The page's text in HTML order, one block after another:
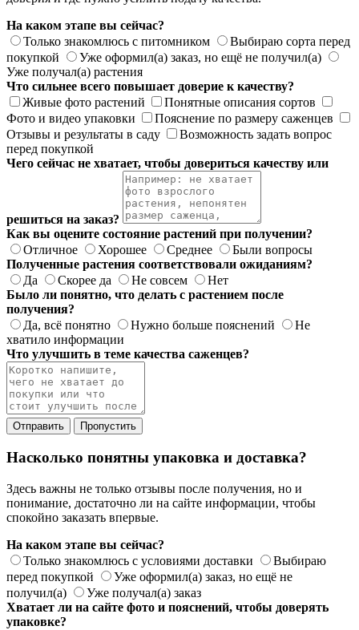
На каком этапе вы сейчас?
Только знакомлюсь с питомником
Выбираю сорта перед
покупкой
Уже оформил(а) заказ, но ещё не получил(а)
Уже получал(а) растения
Что сильнее всего повышает доверие к качеству?
Живые фото растений
Понятные описания сортов
Фото и видео упаковки
Пояснение по размеру саженцев
Отзывы и результаты в саду
Возможность задать вопрос
перед покупкой
Чего сейчас не хватает, чтобы довериться качеству или
решиться на заказ?
Как вы оцените состояние растений при получении?
Отличное
Хорошее Среднее
Были вопросы
Полученные растения соответствовали ожиданиям?
Да
Скорее да Не совсем
Нет
Было ли понятно, что делать с растением после
получения?
Да, всё понятно
Нужно больше пояснений
Не
хватило информации
Что улучшить в теме качества саженцев?
Отправить Пропустить
Насколько понятны упаковка и доставка?
Здесь важны не только отзывы после получения, но и
понимание, достаточно ли на сайте информации, чтобы
спокойно заказать впервые.
На каком этапе вы сейчас?
Только знакомлюсь с условиями доставки
Выбираю
перед покупкой
Уже оформил(а) заказ, но ещё не
получил(а)
Уже получал(а) заказ
Хватает ли на сайте фото и пояснений, чтобы доверять
упаковке?